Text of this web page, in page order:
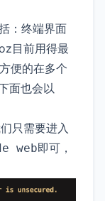
：终端界面
目前用得最
便的在多个
面也会以
只需要进入
web即可，